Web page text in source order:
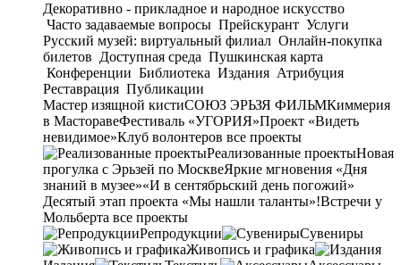
Декоративно - прикладное и народное искусство
Часто задаваемые вопросы Прейскурант Услуги
Русский музей: виртуальный филиал Онлайн-покупка
билетов Доступная среда Пушкинская карта
Конференции Библиотека Издания Атрибуция
Реставрация Публикации
Мастер изящной кистиСОЮЗ ЭРЬЗЯ ФИЛЬМКиммерия
в МасторавеФестиваль «УГОРИЯ»Проект «Видеть
невидимое»Клуб волонтеров все проекты
Реализованные проектыНовая
прогулка с Эрьзей по МосквеЯркие мгновения «Дня
знаний в музее»«И в сентябрьский день погожий»
Десятый этап проекта «Мы нашли таланты»!Встречи у
Мольберта все проекты
Репродукции
Сувениры
Живопись и графика